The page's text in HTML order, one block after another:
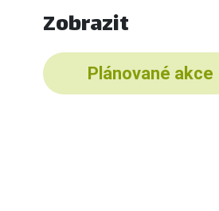
Zobrazit
Plánované akce